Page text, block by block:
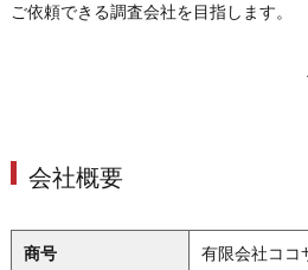
ご依頼できる調査会社を目指します。
会社概要
商号 有限会社ココ